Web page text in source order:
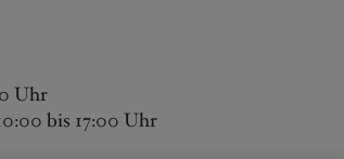
Uhr
bis 17:00 Uhr